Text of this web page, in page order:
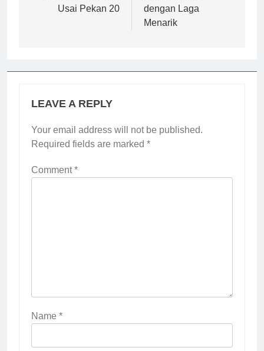
Usai Pekan 20
dengan Laga
Menarik
LEAVE A REPLY
Your email address will not be published.
Required fields are marked *
Comment*
Name *